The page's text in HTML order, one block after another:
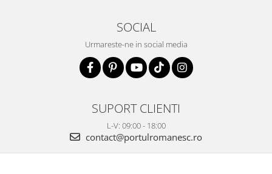
SOCIAL
Urmareste-ne in social media
SUPORT CLIENTI
L-V: 09:00 - 18:00
contact@portulromanesc.ro